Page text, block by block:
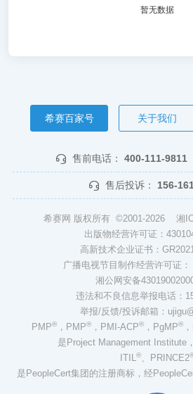
暂无数据
希赛百家号 关于我们
售前电话： 400-111-9811
售后投诉： 156-
希赛网 版权所有 ©2001-2026 湘
出版物经营许可证：
高新技术企业证书：
广播电视节目制作经营许可证
湘公网安备
违法和不良信息举报电话：
举报/反馈/投诉邮箱：
PMP®，PMP®，PMI-ACP®，PgMP®
是Project Management Institute
ITIL®、PRINCE2
是PeopleCert集团的注册商标，经